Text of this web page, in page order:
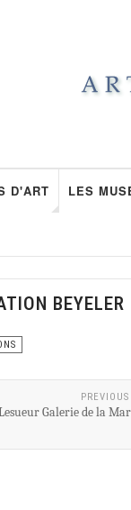
D'ART LES
BEYELER
Galerie de la